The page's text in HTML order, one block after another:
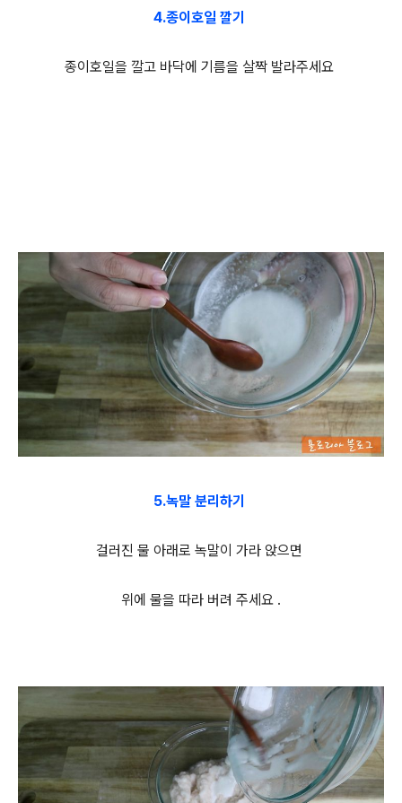
4.종이호일 깔기
종이호일을 깔고 바닥에 기름을 살짝 발라주세요
5.녹말 분리하기
걸러진 물 아래로 녹말이 가라 앉으면
위에 물을 따라 버려 주세요 .